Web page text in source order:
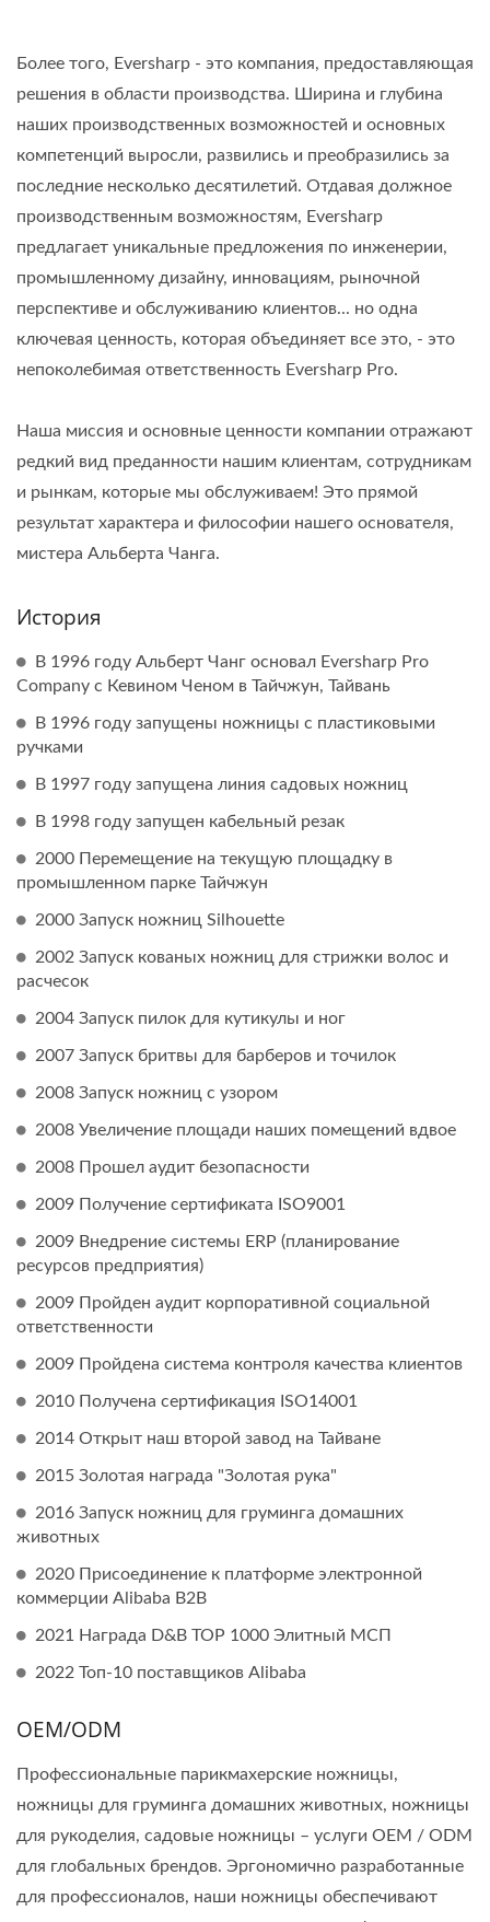
Более того, Eversharp - это компания, предоставляющая
решения в области производства. Ширина и глубина
наших производственных возможностей и основных
компетенций выросли, развились и преобразились за
последние несколько десятилетий. Отдавая должное
производственным возможностям, Eversharp
предлагает уникальные предложения по инженерии,
промышленному дизайну, инновациям, рыночной
перспективе и обслуживанию клиентов... но одна
ключевая ценность, которая объединяет все это, - это
непоколебимая ответственность Eversharp Pro.
Наша миссия и основные ценности компании отражают
редкий вид преданности нашим клиентам, сотрудникам
и рынкам, которые мы обслуживаем! Это прямой
результат характера и философии нашего основателя,
мистера Альберта Чанга.
История
В 1996 году Альберт Чанг основал Eversharp Pro
Company с Кевином Ченом в Тайчжун, Тайвань
В 1996 году запущены ножницы с пластиковыми
ручками
В 1997 году запущена линия садовых ножниц
В 1998 году запущен кабельный резак
2000 Перемещение на текущую площадку в
промышленном парке Тайчжун
2000 Запуск ножниц Silhouette
2002 Запуск кованых ножниц для стрижки волос и
расчесок
2004 Запуск пилок для кутикулы и ног
2007 Запуск бритвы для барберов и точилок
2008 Запуск ножниц с узором
2008 Увеличение площади наших помещений вдвое
2008 Прошел аудит безопасности
2009 Получение сертификата ISO9001
2009 Внедрение системы ERP (планирование
ресурсов предприятия)
2009 Пройден аудит корпоративной социальной
ответственности
2009 Пройдена система контроля качества клиентов
2010 Получена сертификация ISO14001
2014 Открыт наш второй завод на Тайване
2015 Золотая награда "Золотая рука"
2016 Запуск ножниц для груминга домашних
животных
2020 Присоединение к платформе электронной
коммерции Alibaba B2B
2021 Награда D&B TOP 1000 Элитный МСП
2022 Топ-10 поставщиков Alibaba
OEM/ODM
Профессиональные парикмахерские ножницы,
ножницы для груминга домашних животных, ножницы
для рукоделия, садовые ножницы – услуги OEM / ODM
для глобальных брендов. Эргономично разработанные
для профессионалов, наши ножницы обеспечивают